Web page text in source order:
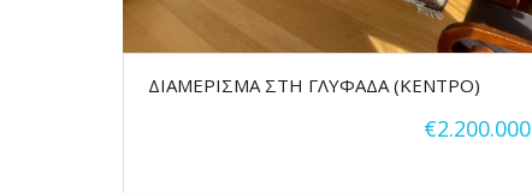
ΔΙΑΜΕΡΙΣΜΑ ΣΤΗ ΓΛΥΦΑΔΑ (ΚΕΝΤΡΟ)
€2.200.000